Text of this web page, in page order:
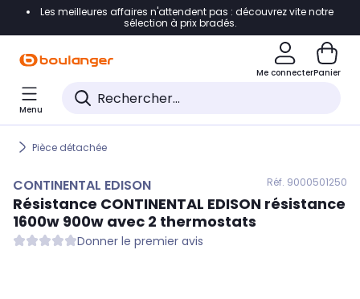
Accéder directement à la navigation
Accéder directement au pied de page
Accéder directement au chatbot
Les meilleures affaires n'attendent pas : découvrez vite notre
sélection à prix bradés.
Me connecterPanier
Menu
Pièce détachée
CONTINENTAL EDISON Réf. 9000501250
Résistance CONTINENTAL EDISON résistance
1600w 900w avec 2 thermostats
Donner le premier avis